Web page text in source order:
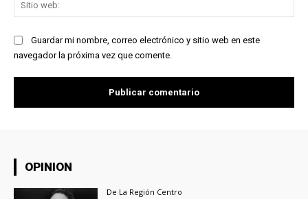
Guardar mi nombre, correo electrónico y sitio web en este
navegador la próxima vez que comente.
OPINION
De La Región Centro